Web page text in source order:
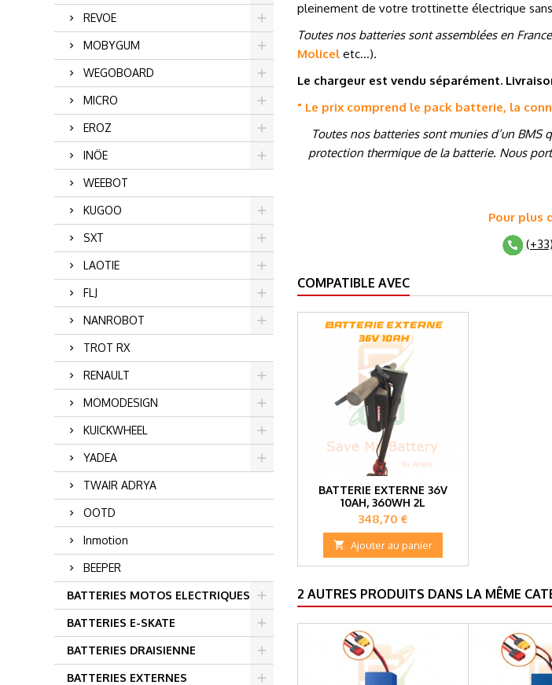
REVOE
MOBYGUM
WEGOBOARD
MICRO
EROZ
INÖE
WEEBOT
KUGOO
SXT
LAOTIE
FLJ
NANROBOT
TROT RX
RENAULT
MOMODESIGN
KUICKWHEEL
YADEA
TWAIR ADRYA
OOTD
Inmotion
BEEPER
BATTERIES MOTOS ELECTRIQUES
BATTERIES E-SKATE
BATTERIES DRAISIENNE
BATTERIES EXTERNES
pleinement de votre trottinette électrique
Toutes nos batteries sont assemblées en
Molicel etc…).
Le chargeur est vendu séparément.
" Le prix comprend le pack batterie, la
Toutes nos batteries sont munies d’un
protection thermique de la batterie. Nous
Pour plus
COMPATIBLE AVEC
BATTERIE EXTERNE 36V
10AH, 360WH 2L
Prix
348,70 €
 Ajouter au panier
2 AUTRES PRODUITS DANS LA MÊME